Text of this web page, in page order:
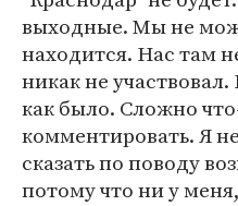
выходные. Мы не
находится. Нас там
никак не
как было. Сложно
комментировать. Я
сказать по поводу
потому что ни у